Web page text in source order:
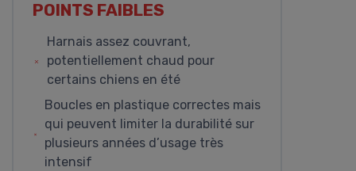
POINTS FAIBLES
Harnais assez couvrant,
potentiellement chaud pour
certains chiens en été
Boucles en plastique correctes mais
qui peuvent limiter la durabilité sur
plusieurs années d’usage très
intensif